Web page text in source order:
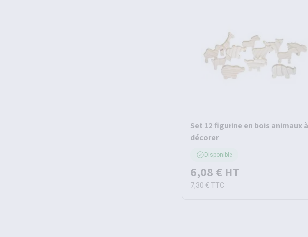
Set 12 figurine en bois animaux à
décorer
Disponible
6,08 € HT
7,30 € TTC